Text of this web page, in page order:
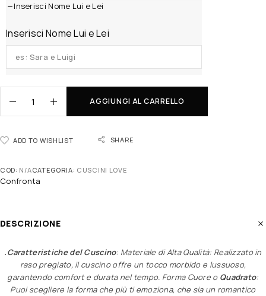
Inserisci Nome Lui e Lei
Inserisci Nome Lui e Lei
AGGIUNGI AL CARRELLO
ADD TO WISHLIST SHARE
COD: N/ACATEGORIA: CUSCINI LOVE
Confronta
DESCRIZIONE
.Caratteristiche del Cuscino: Materiale di Alta Qualità: Realizzato in
raso pregiato, il cuscino offre un tocco morbido e lussuoso,
garantendo comfort e durata nel tempo. Forma Cuore o Quadrato:
Puoi scegliere la forma che più ti emoziona, che sia un romantico